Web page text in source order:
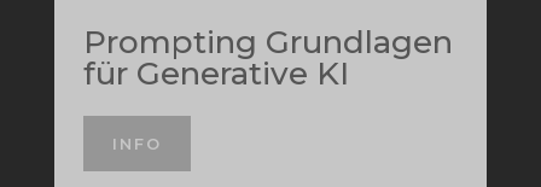
Prompting Grundlagen
für Generative KI
INFO